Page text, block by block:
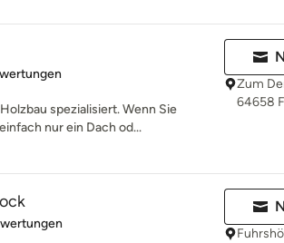
5 von 5 Sternen
spezialisiert. Wenn Sie
nur ein Dach od...
Zum
64658
5 von 5 Sternen